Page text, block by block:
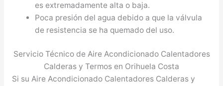
es extremadamente alta o baja.
Poca presión del agua debido a que la válvula
de resistencia se ha quemado del uso.
Servicio Técnico de Aire Acondicionado Calentadores
Calderas y Termos en Orihuela Costa
Si su Aire Acondicionado Calentadores Calderas y